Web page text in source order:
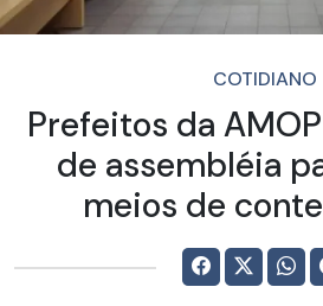
COTIDIANO
Prefeitos da
de assembléia
meios de